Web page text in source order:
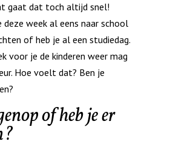
gaat dat toch altijd snel!
deze week al eens naar school
of heb je al een studiedag.
voor je de kinderen weer mag
Hoe voelt dat? Ben je
of heb je er